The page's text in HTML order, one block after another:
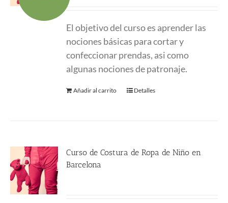
era:
220.00 €.
es:
145.00 €.
El objetivo del curso es aprender las
nociones básicas para cortar y
confeccionar prendas, asi como
algunas nociones de patronaje.
Añadir al carrito Detalles
Curso de Costura de Ropa de Niño en
Barcelona